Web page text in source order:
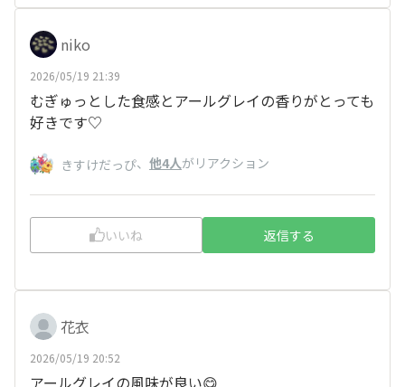
niko
2026/05/19 21:39
むぎゅっとした食感とアールグレイの香りがとっても
好きです♡
きすけだっぴ、 他4人がリアクション
いいね 返信する
花衣
2026/05/19 20:52
アールグレイの風味が良い😋